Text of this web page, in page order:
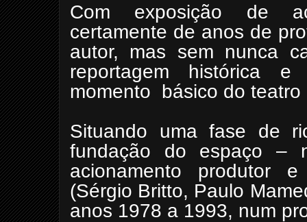
Com exposição de
certamente de anos de
autor, mas sem nunca
reportagem histórica
momento básico do teatro
Situando uma fase de
fundação do espaço –
acionamento produtor
(Sérgio Britto, Paulo
anos 1978 a 1993, num